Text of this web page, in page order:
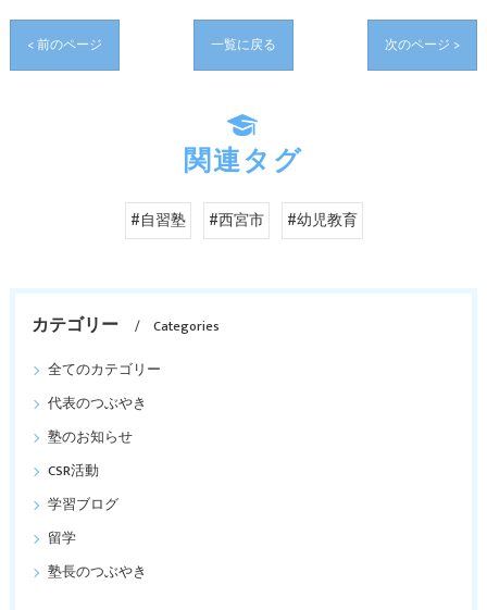
< 前のページ 一覧に戻る 次のページ >
関連タグ
#自習塾 #西宮市 #幼児教育
カテゴリー
Categories
全てのカテゴリー
代表のつぶやき
塾のお知らせ
CSR活動
学習ブログ
留学
塾長のつぶやき